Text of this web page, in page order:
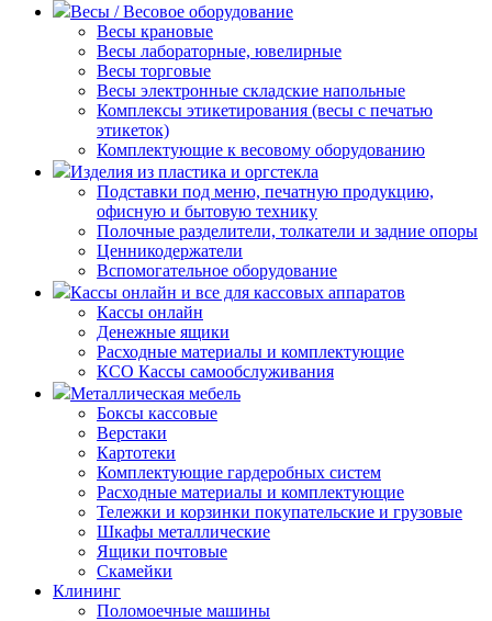
Весы / Весовое оборудование
Весы крановые
Весы лабораторные, ювелирные
Весы торговые
Весы электронные складские напольные
Комплексы этикетирования (весы с печатью
этикеток)
Комплектующие к весовому оборудованию
Изделия из пластика и оргстекла
Подставки под меню, печатную продукцию,
офисную и бытовую технику
Полочные разделители, толкатели и задние опоры
Ценникодержатели
Вспомогательное оборудование
Кассы онлайн и все для кассовых аппаратов
Кассы онлайн
Денежные ящики
Расходные материалы и комплектующие
КСО Кассы самообслуживания
Металлическая мебель
Боксы кассовые
Верстаки
Картотеки
Комплектующие гардеробных систем
Расходные материалы и комплектующие
Тележки и корзинки покупательские и грузовые
Шкафы металлические
Ящики почтовые
Скамейки
Клининг
Поломоечные машины